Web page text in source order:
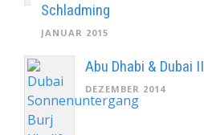
Schladming
JANUAR 2015
Abu Dhabi & Dubai II
DEZEMBER 2014